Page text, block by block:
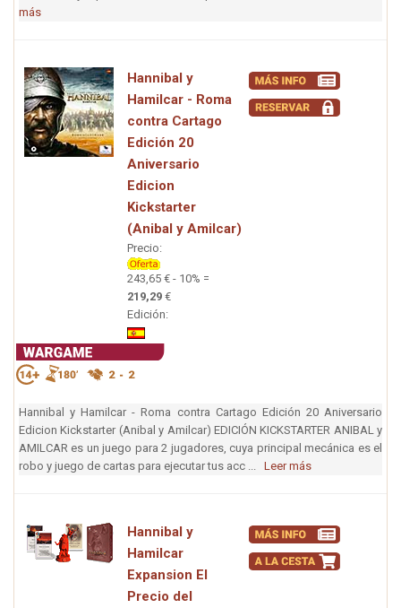
más
Hannibal y
Hamilcar - Roma
contra Cartago
Edición 20
Aniversario
Edicion
Kickstarter
(Anibal y Amilcar)
Precio:
243,65 € - 10% =
219,29 €
Edición:
Hannibal y Hamilcar - Roma contra Cartago Edición 20 Aniversario
Edicion Kickstarter (Anibal y Amilcar) EDICIÓN KICKSTARTER ANIBAL y
AMILCAR es un juego para 2 jugadores, cuya principal mecánica es el
robo y juego de cartas para ejecutar tus acc ... Leer más
Hannibal y
Hamilcar
Expansion El
Precio del